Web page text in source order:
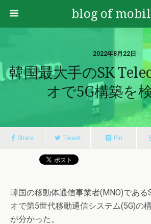
blog of
2022年8月22日
韓国最大手のSK
オで5G構築を
Share Tweet Pin
韓国の移動体通信事業者(MNO)である
オで第5世代移動通信システム(5G)の
が分かった。